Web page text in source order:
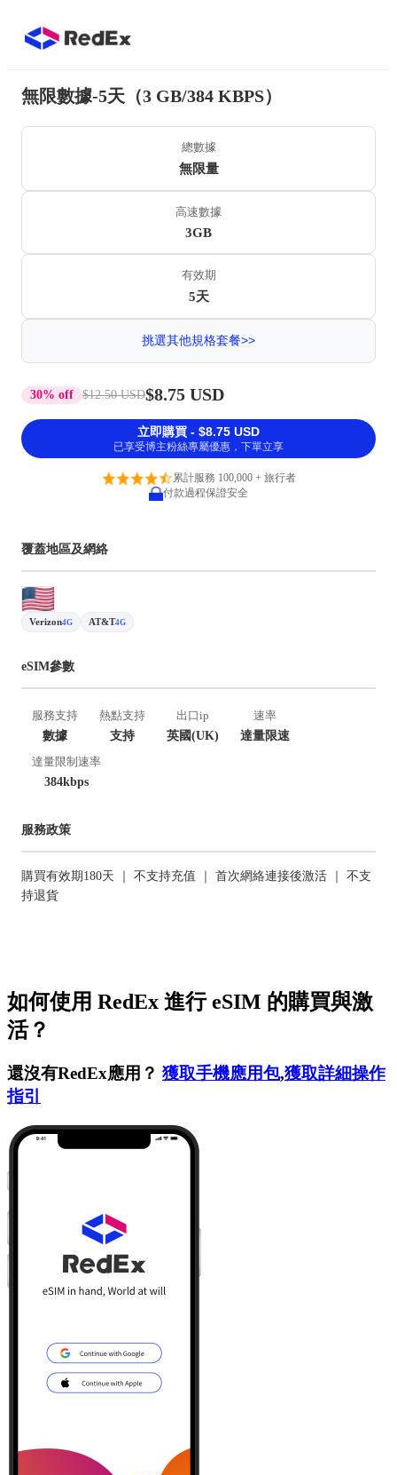
無限數據-5天（3 GB/384 KBPS）
總數據
無限量
高速數據
3GB
有效期
5天
挑選其他規格套餐>>
30% off $12.50 USD$8.75 USD
立即購買 - $8.75 USD
已享受博主粉絲專屬優惠，下單立享
累計服務 100,000 + 旅行者
付款過程保證安全
覆蓋地區及網絡
Verizon4G AT&T4G
eSIM參數
服務支持
數據
熱點支持
支持
出口ip
英國(UK)
速率
達量限速
達量限制速率
384kbps
服務政策
購買有效期180天 ｜ 不支持充值 ｜ 首次網絡連接後激活 ｜ 不支
持退貨
如何使用 RedEx 進行 eSIM 的購買與激
活？
還沒有RedEx應用？ 獲取手機應用包,獲取詳細操作
指引